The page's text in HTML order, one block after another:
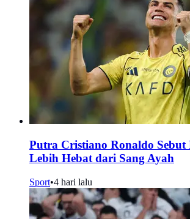
Putra Cristiano Ronaldo Sebut
Lebih Hebat dari Sang Ayah
Sport•4 hari lalu